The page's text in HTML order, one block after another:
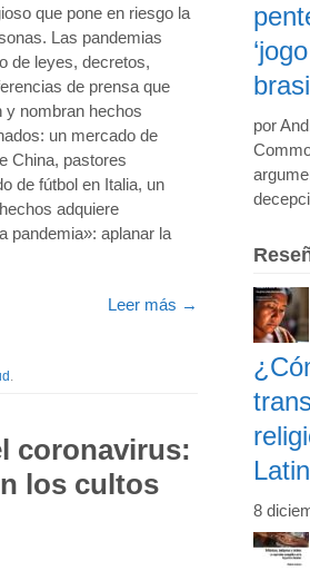
que pone en riesgo la
Las pandemias
de leyes, decretos,
de prensa que
y nombran hechos
un mercado de
China, pastores
de fútbol en Italia, un
adquiere
pandemia»: aplanar la
Leer más →
.
coronavirus:
los cultos
por
8